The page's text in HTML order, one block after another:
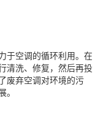
于空调的循环利用。在
清洗、修复，然后再投
废弃空调对环境的污